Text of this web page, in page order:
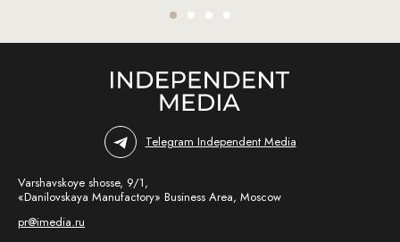
Telegram Independent Media
Varshavskoye shosse, 9/1,
«Danilovskaya Manufactory» Business Area, Moscow
pr@imedia.ru